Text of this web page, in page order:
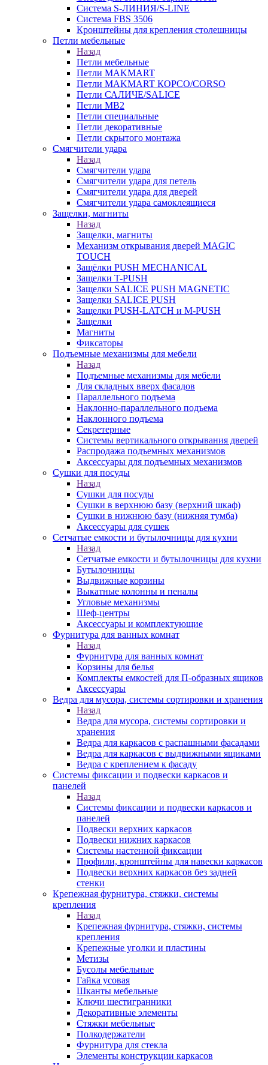
Система S-ЛИНИЯ/S-LINE
Система FBS 3506
Кронштейны для крепления столешницы
Петли мебельные
Назад
Петли мебельные
Петли MAKMART
Петли MAKMART КОРСО/CORSO
Петли САЛИЧЕ/SALICE
Петли MB2
Петли специальные
Петли декоративные
Петли скрытого монтажа
Смягчители удара
Назад
Смягчители удара
Смягчители удара для петель
Смягчители удара для дверей
Cмягчители удара самоклеящиеся
Защелки, магниты
Назад
Защелки, магниты
Механизм открывания дверей MAGIC
TOUCH
Защёлки PUSH MECHANICAL
Защелки T-PUSH
Защелки SALICE PUSH MAGNETIC
Защелки SALICE PUSH
Защелки PUSH-LATCH и M-PUSH
Защелки
Магниты
Фиксаторы
Подъемные механизмы для мебели
Назад
Подъемные механизмы для мебели
Для складных вверх фасадов
Параллельного подъема
Наклонно-параллельного подъема
Наклонного подъема
Секретерные
Системы вертикального открывания дверей
Распродажа подъемных механизмов
Аксессуары для подъемных механизмов
Сушки для посуды
Назад
Сушки для посуды
Сушки в верхнюю базу (верхний шкаф)
Сушки в нижнюю базу (нижняя тумба)
Аксессуары для сушек
Сетчатые емкости и бутылочницы для кухни
Назад
Сетчатые емкости и бутылочницы для кухни
Бутылочницы
Выдвижные корзины
Выкатные колонны и пеналы
Угловые механизмы
Шеф-центры
Аксессуары и комплектующие
Фурнитура для ванных комнат
Назад
Фурнитура для ванных комнат
Корзины для белья
Комплекты емкостей для П-образных ящиков
Аксессуары
Ведра для мусора, системы сортировки и хранения
Назад
Ведра для мусора, системы сортировки и
хранения
Ведра для каркасов с распашными фасадами
Ведра для каркасов с выдвижными ящиками
Ведра с креплением к фасаду
Системы фиксации и подвески каркасов и
панелей
Назад
Системы фиксации и подвески каркасов и
панелей
Подвески верхних каркасов
Подвески нижних каркасов
Системы настенной фиксации
Профили, кронштейны для навески каркасов
Подвески верхних каркасов без задней
стенки
Крепежная фурнитура, стяжки, системы
крепления
Назад
Крепежная фурнитура, стяжки, системы
крепления
Крепежные уголки и пластины
Метизы
Бусолы мебельные
Гайка усовая
Шканты мебельные
Ключи шестигранники
Декоративные элементы
Стяжки мебельные
Полкодержатели
Фурнитура для стекла
Элементы конструкции каркасов